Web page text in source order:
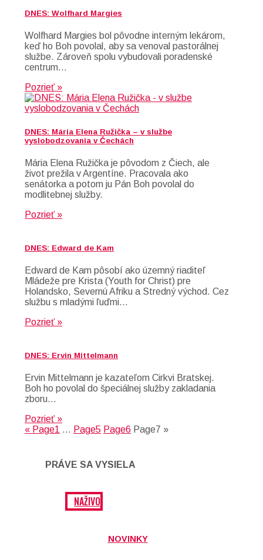
DNES: Wolfhard Margies
Wolfhard Margies bol pôvodne interným lekárom,
keď ho Boh povolal, aby sa venoval pastorálnej
službe. Zároveň spolu vybudovali poradenské
centrum…
Pozrieť »
DNES: Mária Elena Ružička – v službe
vyslobodzovania v Čechách
Mária Elena Ružička je pôvodom z Čiech, ale
život prežila v Argentíne. Pracovala ako
senátorka a potom ju Pán Boh povolal do
modlitebnej služby.
Pozrieť »
DNES: Edward de Kam
Edward de Kam pôsobí ako územný riaditeľ
Mládeže pre Krista (Youth for Christ) pre
Holandsko, Severnú Afriku a Stredný východ. Cez
službu s mladými ľuďmi…
Pozrieť »
DNES: Ervin Mittelmann
Ervin Mittelmann je kazateľom Cirkvi Bratskej.
Boh ho povolal do špeciálnej služby zakladania
zboru…
Pozrieť »
« Page1 … Page5 Page6 Page7 »
PRÁVE SA VYSIELA
NAŽIVO
NOVINKY